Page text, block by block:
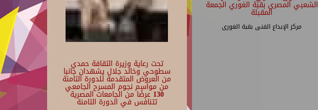
تحت رعاية وزيرة الثقافة حمدي
سطوحي وخالد جلال يشهدان جانبا
من العروض المتقدمة للدورة الثامنة
من مواسم نجوم المسرح الجامعي
130 عرضًا من الجامعات المصرية
تتنافس في الدورة الثامنة
الشعبي المصري بقبة الغوري الجمعة
المقبلة
مركز الإبداع الفنى بقبة الغورى